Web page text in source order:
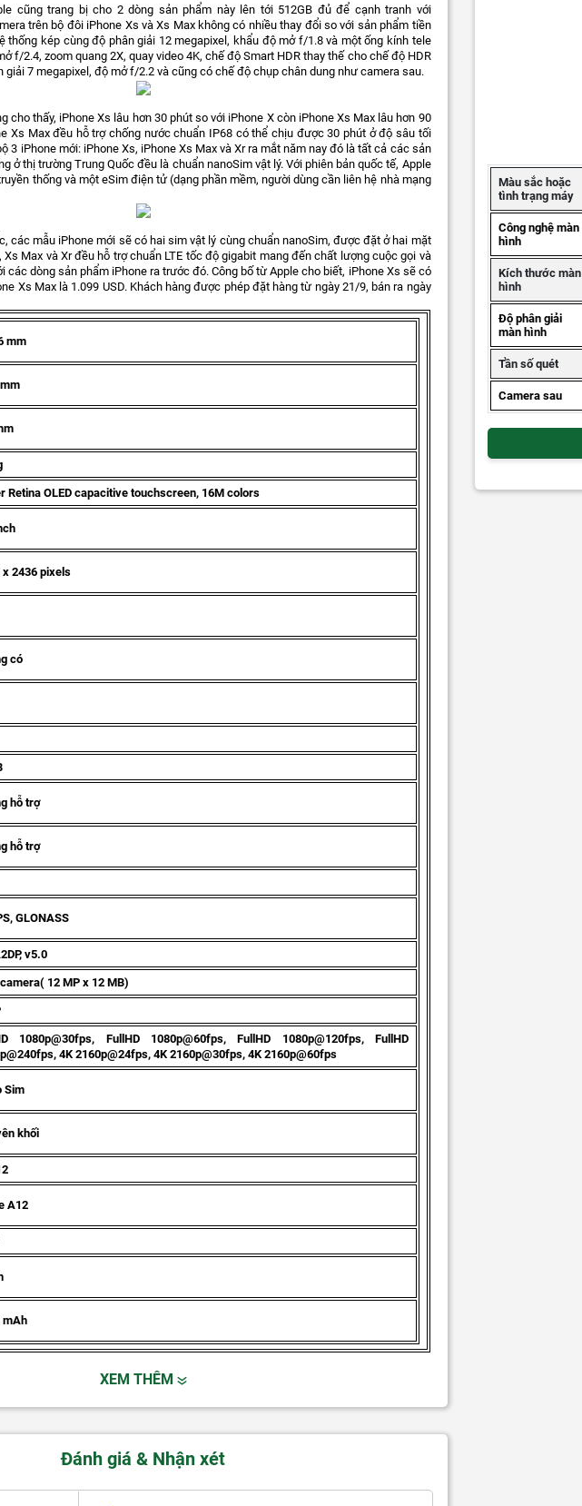
cũng trang bị cho 2 dòng sản phẩm này lên tới 512GB đủ để cạnh tranh với
trên bộ đôi iPhone Xs và Xs Max không có nhiều thay đổi so với sản phẩm tiền
thống kép cùng độ phân giải 12 megapixel, khẩu độ mở f/1.8 và một ống kính tele
f/2.4, zoom quang 2X, quay video 4K, chế độ Smart HDR thay thế cho chế độ HDR
giải 7 megapixel, độ mở f/2.2 và cũng có chế độ chụp chân dung như camera sau.
cho thấy, iPhone Xs lâu hơn 30 phút so với iPhone X còn iPhone Xs Max lâu hơn 90
Xs Max đều hỗ trợ chống nước chuẩn IP68 có thể chịu được 30 phút ở độ sâu tối
3 iPhone mới: iPhone Xs, iPhone Xs Max và Xr ra mắt năm nay đó là tất cả các sản
ở thị trường Trung Quốc đều là chuẩn nanoSim vật lý. Với phiên bản quốc tế, Apple
thống và một eSim điện tử (dạng phần mềm, người dùng cần liên hệ nhà mạng
các mẫu iPhone mới sẽ có hai sim vật lý cùng chuẩn nanoSim, được đặt ở hai mặt
Xs Max và Xr đều hỗ trợ chuẩn LTE tốc độ gigabit mang đến chất lượng cuộc gọi và
các dòng sản phẩm iPhone ra trước đó. Công bố từ Apple cho biết, iPhone Xs sẽ có
Xs Max là 1.099 USD. Khách hàng được phép đặt hàng từ ngày 21/9, bán ra ngày
mm
Retina OLED capacitive touchscreen, 16M colors
x 2436 pixels
có
hỗ trợ
hỗ trợ
GLONASS
v5.0
12 MP x 12 MB)
1080p@30fps, FullHD 1080p@60fps, FullHD 1080p@120fps, FullHD
4K 2160p@24fps, 4K 2160p@30fps, 4K 2160p@60fps
Sim
khối
A12
mAh
XEM THÊM
Đánh giá & Nhận xét
Màu sắc hoặc
tình trạng máy
Công nghệ màn
hình
Kích thước màn
hình
Độ phân giải
màn hình
Tần số quét
Camera sau